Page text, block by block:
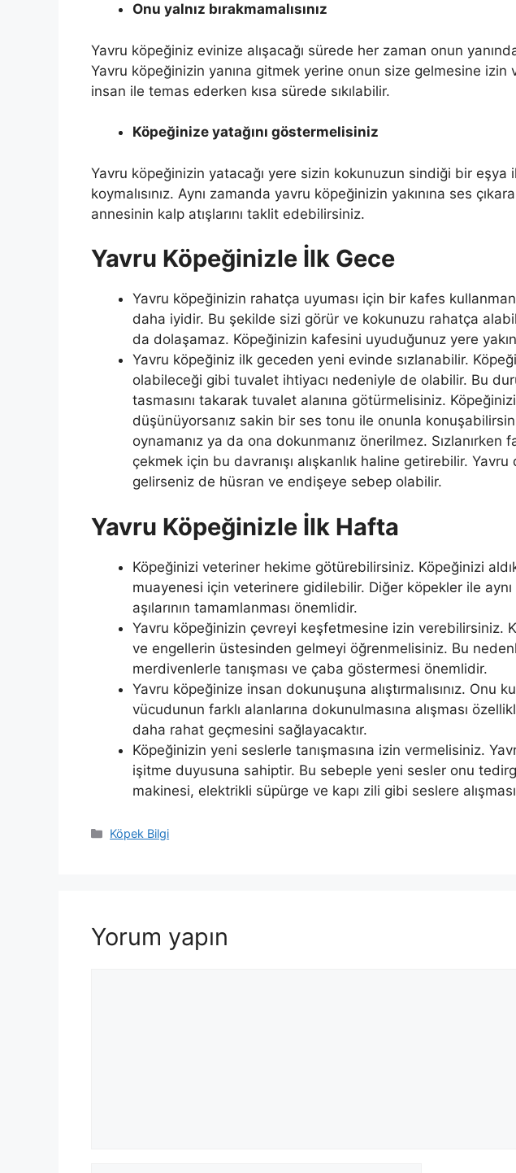
Onu yalnız bırakmamalısınız
Yavru köpeğiniz evinize alışacağı sürede her zaman onun
Yavru köpeğinizin yanına gitmek yerine onun size gelmesine izin
insan ile temas ederken kısa sürede sıkılabilir.
Köpeğinize yatağını göstermelisiniz
Yavru köpeğinizin yatacağı yere sizin kokunuzun sindiği bir eşya
koymalısınız. Aynı zamanda yavru köpeğinizin yakınına ses
annesinin kalp atışlarını taklit edebilirsiniz.
Yavru Köpeğinizle İlk Gece
Yavru köpeğinizin rahatça uyuması için bir kafes
daha iyidir. Bu şekilde sizi görür ve kokunuzu rahatça
da dolaşamaz. Köpeğinizin kafesini uyuduğunuz yere yakın
Yavru köpeğiniz ilk geceden yeni evinde sızlanabilir.
olabileceği gibi tuvalet ihtiyacı nedeniyle de olabilir. Bu
tasmasını takarak tuvalet alanına götürmelisiniz.
düşünüyorsanız sakin bir ses tonu ile onunla
oynamanız ya da ona dokunmanız önerilmez. Sızlanırken
çekmek için bu davranışı alışkanlık haline getirebilir.
gelirseniz de hüsran ve endişeye sebep olabilir.
Yavru Köpeğinizle İlk Hafta
Köpeğinizi veteriner hekime götürebilirsiniz. Köpeğinizi
muayenesi için veterinere gidilebilir. Diğer köpekler ile
aşılarının tamamlanması önemlidir.
Yavru köpeğinizin çevreyi keşfetmesine izin verebilirsiniz.
ve engellerin üstesinden gelmeyi öğrenmelisiniz. Bu
merdivenlerle tanışması ve çaba göstermesi önemlidir.
Yavru köpeğinize insan dokunuşuna alıştırmalısınız. Onu
vücudunun farklı alanlarına dokunulmasına alışması
daha rahat geçmesini sağlayacaktır.
Köpeğinizin yeni seslerle tanışmasına izin vermelisiniz.
işitme duyusuna sahiptir. Bu sebeple yeni sesler onu
makinesi, elektrikli süpürge ve kapı zili gibi seslere
Kategoriler
Köpek Bilgi
Yorum yapın